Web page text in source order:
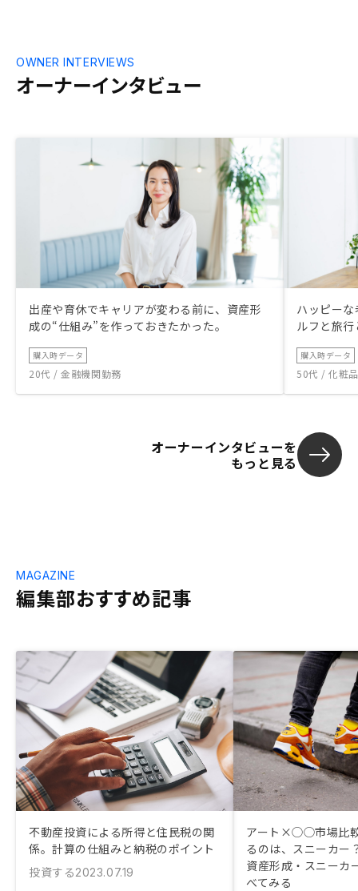
オーナーインタビュー
OWNER INTERVIEWS
出産や育休でキャリアが変わる前に、資産形
成の“仕組み”を作っておきたかった。
購入時データ
20代 / 金融機関勤務
ハッピー
ルフと旅
購入時データ
50代 / 化粧
オーナーインタビューを
もっと見る
編集部おすすめ記事
MAGAZINE
不動産投資による所得と住民税の関
係。計算の仕組みと納税のポイント
投資する2023.07.19
アート×◯◯市場比
るのは、スニーカー
資産形成・スニーカ
べてみる